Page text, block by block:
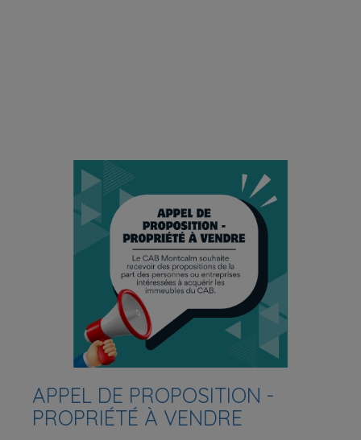
APPEL DE PROPOSITION -
PROPRIÉTÉ À VENDRE